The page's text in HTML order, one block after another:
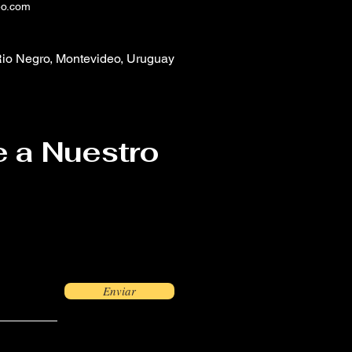
Negro, Montevideo, Uruguay
a Nuestro
Enviar